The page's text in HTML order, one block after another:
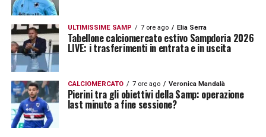
ULTIMISSIME SAMP 7 ore ago Elia Serra
Tabellone calciomercato estivo Sampdoria 2026
LIVE: i trasferimenti in entrata e in uscita
CALCIOMERCATO 7 ore ago Veronica Mandalà
Pierini tra gli obiettivi della Samp: operazione
last minute a fine sessione?